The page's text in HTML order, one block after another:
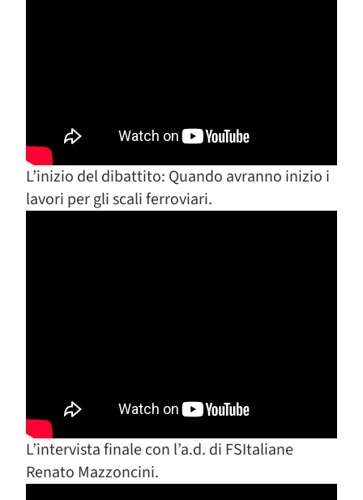
L’inizio del dibattito: Quando avranno inizio i
lavori per gli scali ferroviari.
L’intervista finale con l’a.d. di FSItaliane
Renato Mazzoncini.